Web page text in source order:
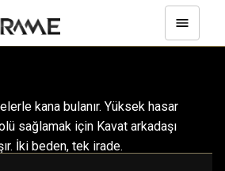
kana bulanır. Yüksek hasar
sağlamak için Kavat arkadaşı
İki beden, tek irade.